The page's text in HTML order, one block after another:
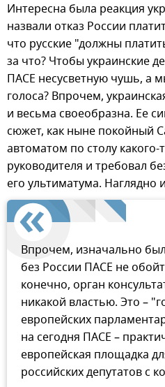
Интересна была реакция
назвали отказ России
что русские "должны
за что? Чтобы украинские
ПАСЕ несусветную чушь, а
голоса? Впрочем,
и весьма своеобразна. Ее
сюжет, как ныне покойный
автоматом по столу
руководителя и требовал
его ультиматума. Наглядно
Впрочем, изначально
без России ПАСЕ не
конечно, орган
никакой властью. Это –
европейских
на сегодня ПАСЕ –
европейская площадка
российских депутатов с